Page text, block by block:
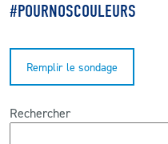
#POURNOSCOULEURS
Remplir le sondage
Rechercher